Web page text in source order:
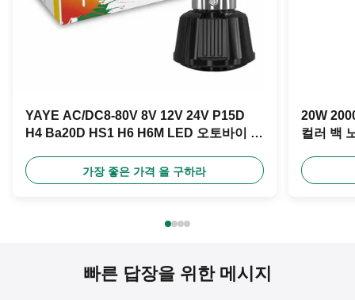
YAYE AC/DC8-80V 8V 12V 24V P15D
H4 Ba20D HS1 H6 H6M LED 오토바이 전
가장 좋은 가격 을 구하라
20W
컬러 백
빠른 답장을 위한 메시지